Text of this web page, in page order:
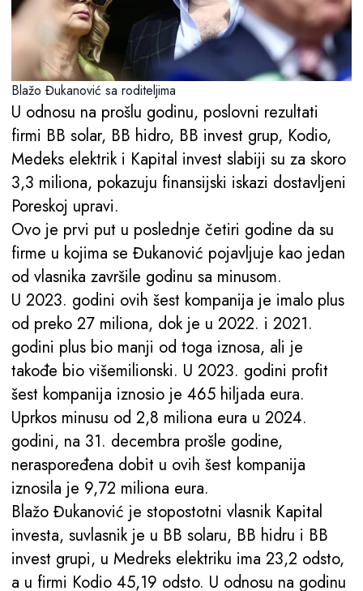
Blažo Đukanović sa roditeljima
U odnosu na prošlu godinu, poslovni rezultati
firmi BB solar, BB hidro, BB invest grup, Kodio,
Medeks elektrik i Kapital invest slabiji su za skoro
3,3 miliona, pokazuju finansijski iskazi dostavljeni
Poreskoj upravi.
Ovo je prvi put u poslednje četiri godine da su
firme u kojima se Đukanović pojavljuje kao jedan
od vlasnika završile godinu sa minusom.
U 2023. godini ovih šest kompanija je imalo plus
od preko 27 miliona, dok je u 2022. i 2021.
godini plus bio manji od toga iznosa, ali je
takođe bio višemilionski. U 2023. godini profit
šest kompanija iznosio je 465 hiljada eura.
Uprkos minusu od 2,8 miliona eura u 2024.
godini, na 31. decembra prošle godine,
neraspoređena dobit u ovih šest kompanija
iznosila je 9,72 miliona eura.
Blažo Đukanović je stopostotni vlasnik Kapital
investa, suvlasnik je u BB solaru, BB hidru i BB
invest grupi, u Medreks elektriku ima 23,2 odsto,
a u firmi Kodio 45,19 odsto. U odnosu na godinu